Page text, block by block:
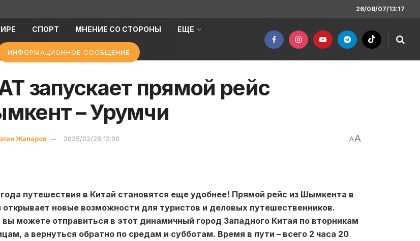
26/08/07/13:17
СПОРТ МНЕНИЕ СО СТОРОНЫ ЕЩЕ
ИНФОРМАЦИОННОЕ СООБЩЕНИЕ
запускает прямой рейс
– Урумчи
Жапаров 2025/02/28 12:00 AA
путешествия в Китай становятся еще удобнее! Прямой рейс из Шымкента в
открывает новые возможности для туристов и деловых путешественников.
вы можете отправиться в этот динамичный город Западного Китая по вторникам
а вернуться обратно по средам и субботам. Время в пути – всего 2 часа 20